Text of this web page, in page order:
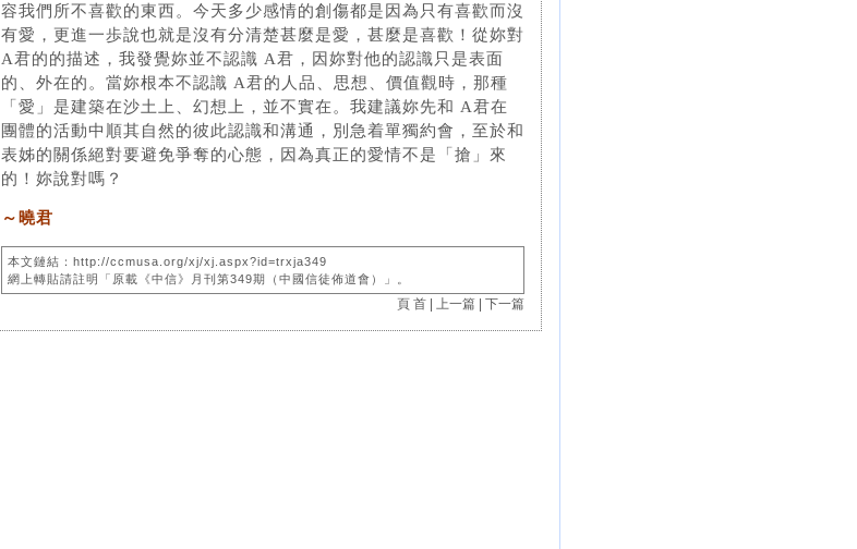
容我們所不喜歡的東西。今天多少感情的創傷都是因為只有喜歡而沒
有愛，更進一歩說也就是沒有分清楚甚麼是愛，甚麼是喜歡！從妳對
A君的的描述，我發覺妳並不認識 A君，因妳對他的認識只是表面
的、外在的。當妳根本不認識 A君的人品、思想、價值觀時，那種
「愛」是建築在沙土上、幻想上，並不實在。我建議妳先和 A君在
團體的活動中順其自然的彼此認識和溝通，別急着單獨約會，至於和
表姊的關係絕對要避免爭奪的心態，因為真正的愛情不是「搶」來
的！妳說對嗎？
～曉君
本文鏈結：http://ccmusa.org/xj/xj.aspx?id=trxja349
網上轉貼請註明「原載《中信》月刊第349期（中國信徒佈道會）」。
頁 首 |上一篇 |下一篇